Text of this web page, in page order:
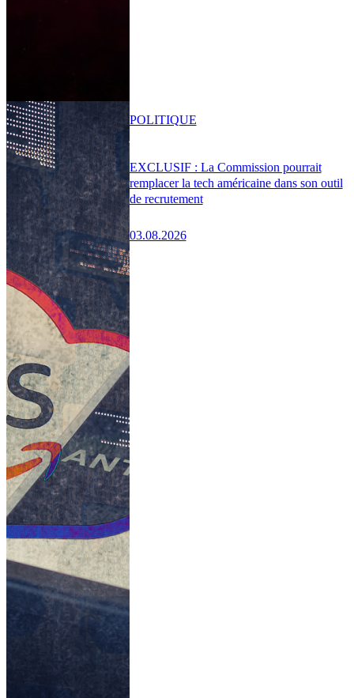
EXCLUSIF : La Commission pourrait
remplacer la tech américaine dans son outil
de recrutement
03.08.2026
POLITIQUE